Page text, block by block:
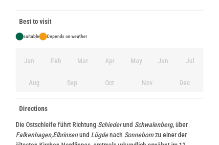
Best to visit
suitable Depends on weather
Jan Feb Mar Apr May Jun Jul
Aug Sep Oct Nov Dec
Directions
Die Ostschleife führt Richtung Schiederund Schwalenberg, über
Falkenhagen,Elbrinxenund Lügdenach Sonnebornzu einer der